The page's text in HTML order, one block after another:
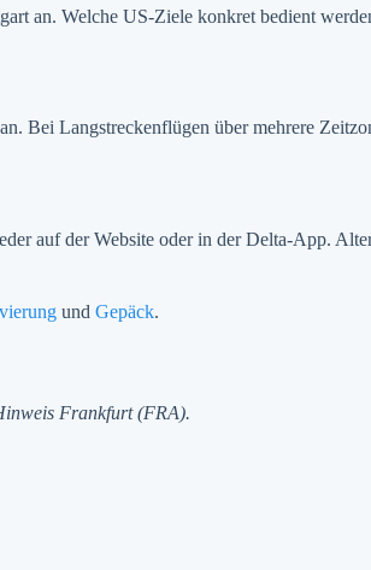
an. Welche US-Ziele konkret bedient
Bei Langstreckenflügen über mehrere
auf der Website oder in der Delta-App.
und Gepäck.
Frankfurt (FRA).